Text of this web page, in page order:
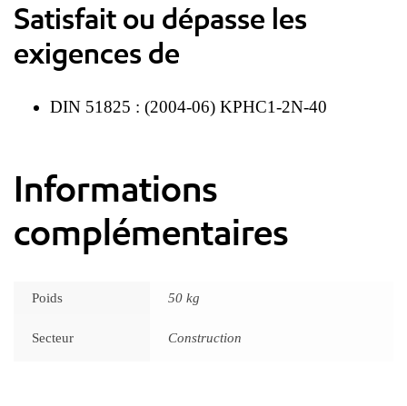
Satisfait ou dépasse les
exigences de
DIN 51825 : (2004-06) KPHC1-2N-40
Informations
complémentaires
Poids 50 kg
Secteur Construction